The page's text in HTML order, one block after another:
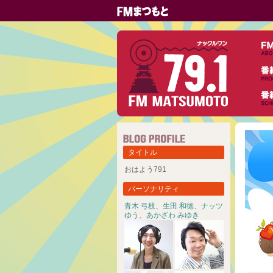
タイトル
おはよう791
パーソナリティ
青木 弓枝、 生田 和徳、 ナッツ
ゆう 、 あかざわ みゆき